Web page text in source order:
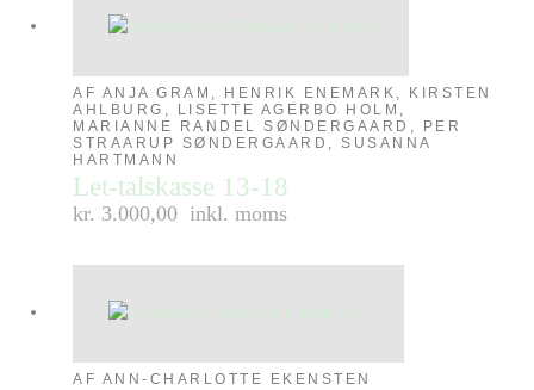
AF ANJA GRAM, HENRIK ENEMARK, KIRSTEN
AHLBURG, LISETTE AGERBO HOLM,
MARIANNE RANDEL SØNDERGAARD, PER
STRAARUP SØNDERGAARD, SUSANNA
HARTMANN
Let-talskasse 13-18
kr. 3.000,00 inkl. moms
AF ANN-CHARLOTTE EKENSTEN